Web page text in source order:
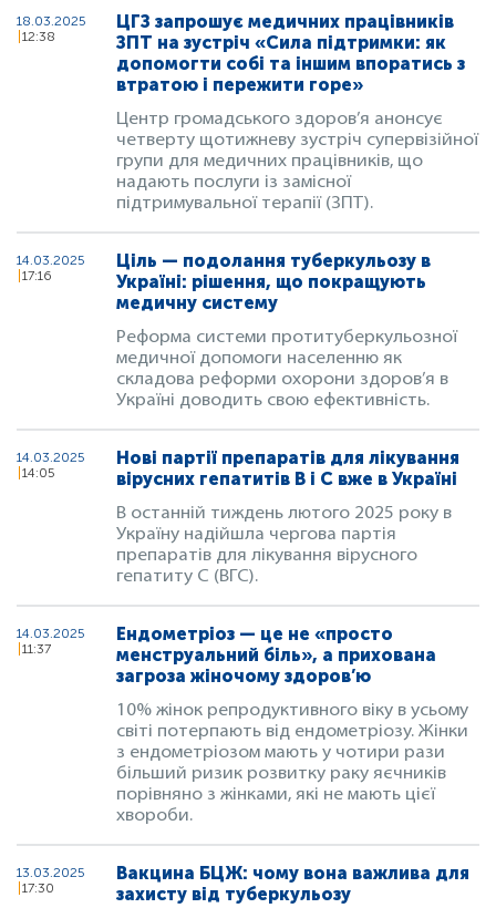
18.03.2025
12:38
ЦГЗ запрошує медичних працівників
ЗПТ на зустріч «Сила підтримки: як
допомогти собі та іншим впоратись з
втратою і пережити горе»
Центр громадського здоров’я анонсує
четверту щотижневу зустріч супервізійної
групи для медичних працівників, що
надають послуги із замісної
підтримувальної терапії (ЗПТ).
14.03.2025
17:16
Ціль — подолання туберкульозу в
Україні: рішення, що покращують
медичну систему
Реформа системи протитуберкульозної
медичної допомоги населенню як
складова реформи охорони здоров’я в
Україні доводить свою ефективність.
14.03.2025
14:05
Нові партії препаратів для лікування
вірусних гепатитів B і C вже в Україні
В останній тиждень лютого 2025 року в
Україну надійшла чергова партія
препаратів для лікування вірусного
гепатиту C (ВГC).
14.03.2025
11:37
Ендометріоз — це не «просто
менструальний біль», а прихована
загроза жіночому здоров’ю
10% жінок репродуктивного віку в усьому
світі потерпають від ендометріозу. Жінки
з ендометріозом мають у чотири рази
більший ризик розвитку раку яєчників
порівняно з жінками, які не мають цієї
хвороби.
13.03.2025
17:30
Вакцина БЦЖ: чому вона важлива для
захисту від туберкульозу